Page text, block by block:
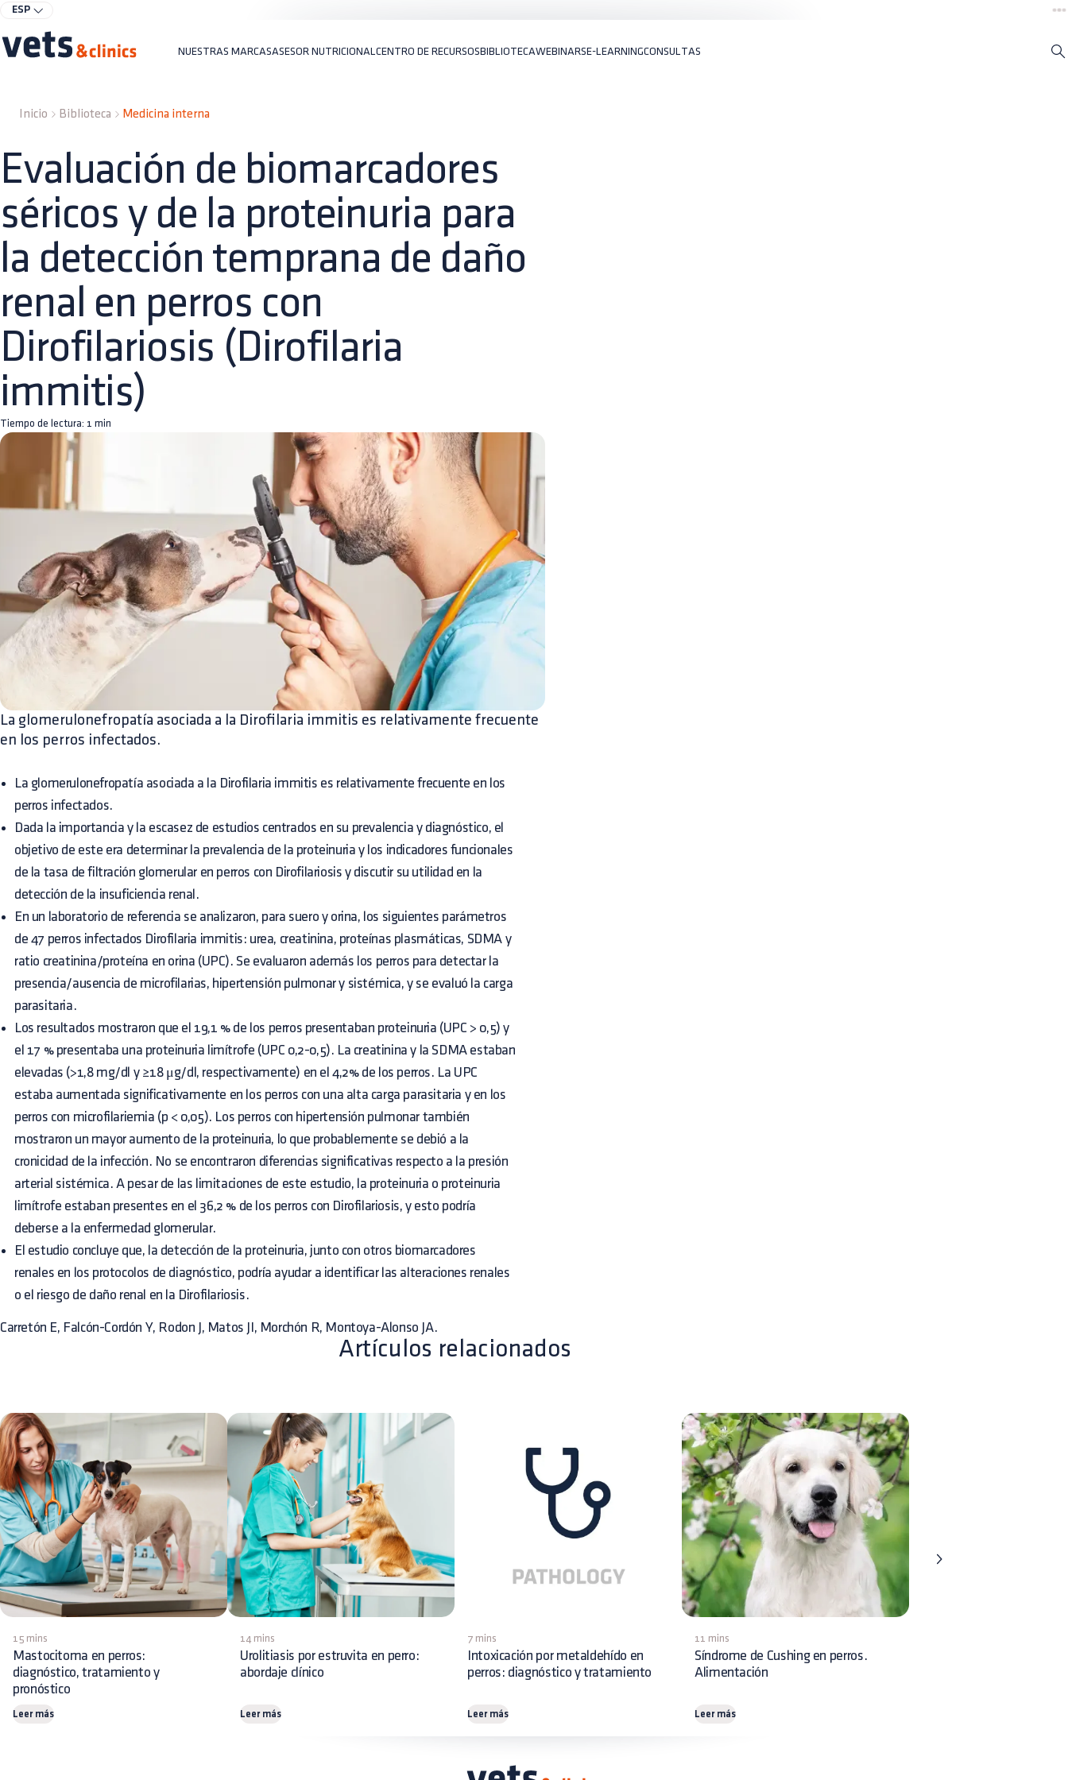
ESP
NUESTRAS MARCASASESOR NUTRICIONAL CENTRO DE RECURSOSBIBLIOTECAWEBINARSE-LEARNINGCONSULTAS
Inicio Biblioteca Medicina interna
Evaluación de biomarcadores
séricos y de la proteinuria para
la detección temprana de daño
renal en perros con
Dirofilariosis (Dirofilaria
immitis)
Tiempo de lectura: 1 min
La glomerulonefropatía asociada a la Dirofilaria immitis es relativamente frecuente
en los perros infectados.
La glomerulonefropatía asociada a la Dirofilaria immitis es relativamente frecuente en los
perros infectados.
Dada la importancia y la escasez de estudios centrados en su prevalencia y diagnóstico, el
objetivo de este era determinar la prevalencia de la proteinuria y los indicadores funcionales
de la tasa de filtración glomerular en perros con Dirofilariosis y discutir su utilidad en la
detección de la insuficiencia renal.
En un laboratorio de referencia se analizaron, para suero y orina, los siguientes parámetros
de 47 perros infectados Dirofilaria immitis: urea, creatinina, proteínas plasmáticas, SDMA y
ratio creatinina/proteína en orina (UPC). Se evaluaron además los perros para detectar la
presencia/ausencia de microfilarias, hipertensión pulmonar y sistémica, y se evaluó la carga
parasitaria.
Los resultados mostraron que el 19,1 % de los perros presentaban proteinuria (UPC > 0,5) y
el 17 % presentaba una proteinuria limítrofe (UPC 0,2-0,5). La creatinina y la SDMA estaban
elevadas (>1,8 mg/dl y ≥18 μg/dl, respectivamente) en el 4,2% de los perros. La UPC
estaba aumentada significativamente en los perros con una alta carga parasitaria y en los
perros con microfilariemia (p < 0,05). Los perros con hipertensión pulmonar también
mostraron un mayor aumento de la proteinuria, lo que probablemente se debió a la
cronicidad de la infección. No se encontraron diferencias significativas respecto a la presión
arterial sistémica. A pesar de las limitaciones de este estudio, la proteinuria o proteinuria
limítrofe estaban presentes en el 36,2 % de los perros con Dirofilariosis, y esto podría
deberse a la enfermedad glomerular.
El estudio concluye que, la detección de la proteinuria, junto con otros biomarcadores
renales en los protocolos de diagnóstico, podría ayudar a identificar las alteraciones renales
o el riesgo de daño renal en la Dirofilariosis.
Carretón E, Falcón-Cordón Y, Rodon J, Matos JI, Morchón R, Montoya-Alonso JA.
Artículos relacionados
15 mins
Mastocitoma en perros:
diagnóstico, tratamiento y
pronóstico
Leer más
14 mins
Urolitiasis por estruvita en perro:
abordaje clínico
Leer más
7 mins
Intoxicación por metaldehído en
perros: diagnóstico y tratamiento
Leer más
11 mins
Síndrome de Cushing en perros.
Alimentación
Leer más